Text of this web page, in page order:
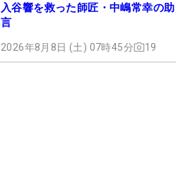
入谷響を救った師匠・中嶋常幸の助
言
2026年8月8日 (土) 07時45分 19